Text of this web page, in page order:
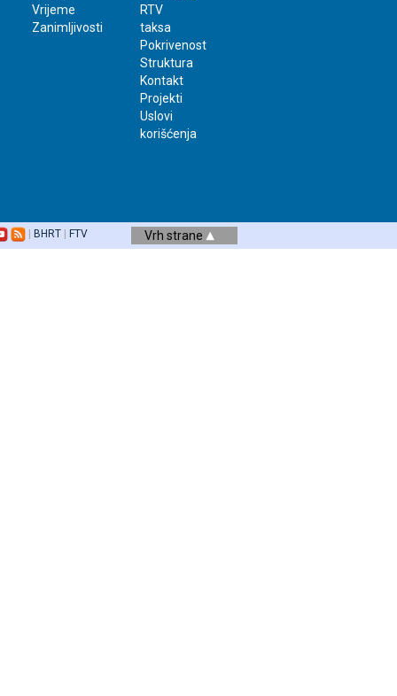
Vrijeme
Zanimljivosti
RTV
taksa
Pokrivenost
Struktura
Kontakt
Projekti
Uslovi
korišćenja
| BHRT | FTV Vrh strane